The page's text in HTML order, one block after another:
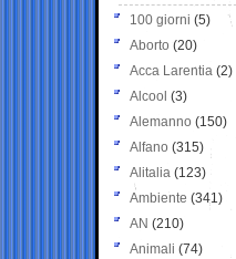
100 giorni (5)
Aborto (20)
Acca Larentia (2)
Alcool (3)
Alemanno (150)
Alfano (315)
Alitalia (123)
Ambiente (341)
AN (210)
Animali (74)